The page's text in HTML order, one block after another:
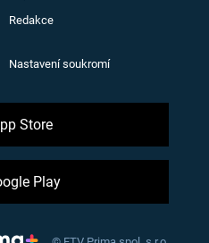
Redakce
Nastavení soukromí
Store
Play